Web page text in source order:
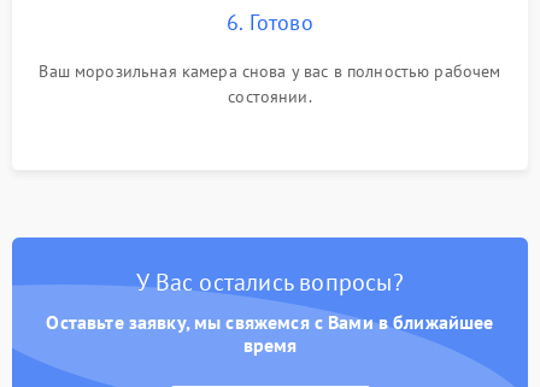
6. Готово
Ваш морозильная камера снова у вас в полностью рабочем
состоянии.
У Вас остались вопросы?
Оставьте заявку, мы свяжемся с Вами в ближайшее
время